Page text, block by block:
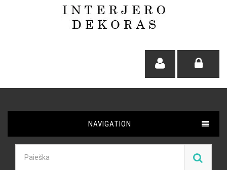
NAVIGATION